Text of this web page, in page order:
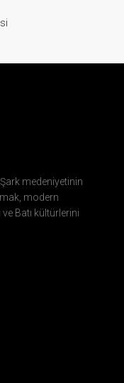
Şark medeniyetinin
modern
Batı kültürlerini